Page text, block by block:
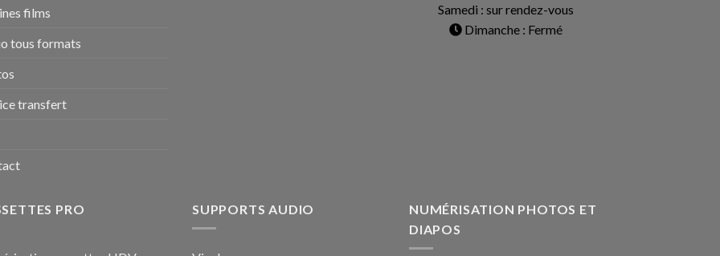
films
tous formats
transfert
Samedi : sur rendez-vous
Dimanche : Fermé
PRO SUPPORTS AUDIO
NUMÉRISATION PHOTOS ET
DIAPOS